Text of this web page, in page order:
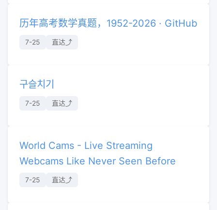
历年高考数学真题，1952-2026 · GitHub
7-25 直达⤴︎
구슬치기
7-25 直达⤴︎
World Cams - Live Streaming
Webcams Like Never Seen Before
7-25 直达⤴︎